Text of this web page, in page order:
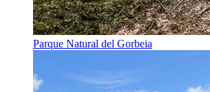
Parque Natural del Gorbeia